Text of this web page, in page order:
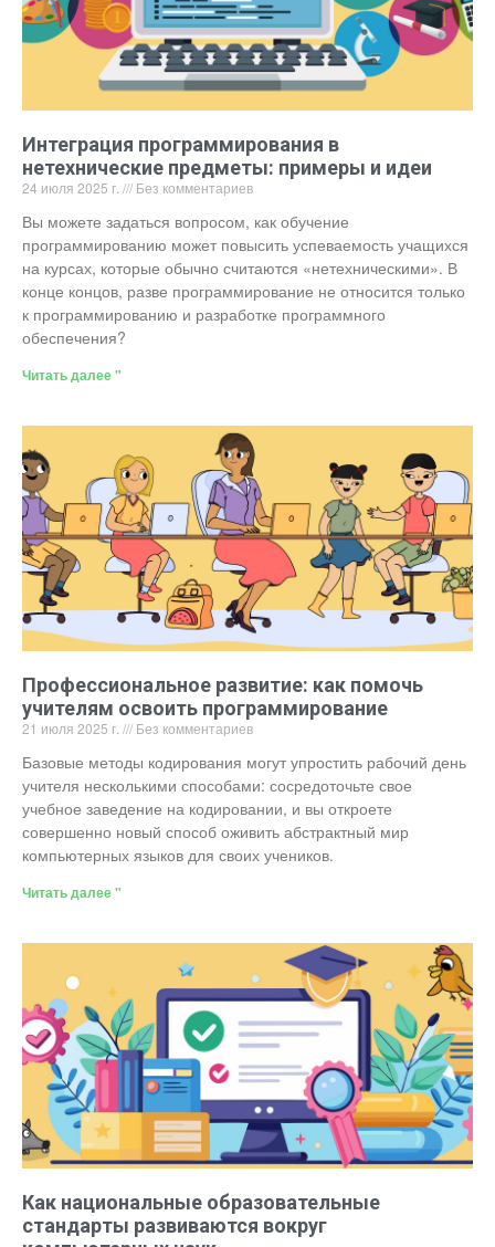
Интеграция программирования в
нетехнические предметы: примеры и идеи
24 июля 2025 г. Без комментариев
Вы можете задаться вопросом, как обучение
программированию может повысить успеваемость учащихся
на курсах, которые обычно считаются «нетехническими». В
конце концов, разве программирование не относится только
к программированию и разработке программного
обеспечения?
Читать далее "
Профессиональное развитие: как помочь
учителям освоить программирование
21 июля 2025 г. Без комментариев
Базовые методы кодирования могут упростить рабочий день
учителя несколькими способами: сосредоточьте свое
учебное заведение на кодировании, и вы откроете
совершенно новый способ оживить абстрактный мир
компьютерных языков для своих учеников.
Читать далее "
Как национальные образовательные
стандарты развиваются вокруг